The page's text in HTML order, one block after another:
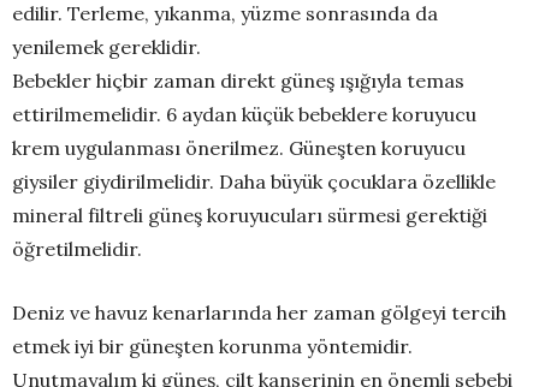
edilir. Terleme, yıkanma, yüzme sonrasında da
yenilemek gereklidir.
Bebekler hiçbir zaman direkt güneş ışığıyla temas
ettirilmemelidir. 6 aydan küçük bebeklere koruyucu
krem uygulanması önerilmez. Güneşten koruyucu
giysiler giydirilmelidir. Daha büyük çocuklara özellikle
mineral filtreli güneş koruyucuları sürmesi gerektiği
öğretilmelidir.
Deniz ve havuz kenarlarında her zaman gölgeyi tercih
etmek iyi bir güneşten korunma yöntemidir.
Unutmayalım ki güneş, cilt kanserinin en önemli sebebi